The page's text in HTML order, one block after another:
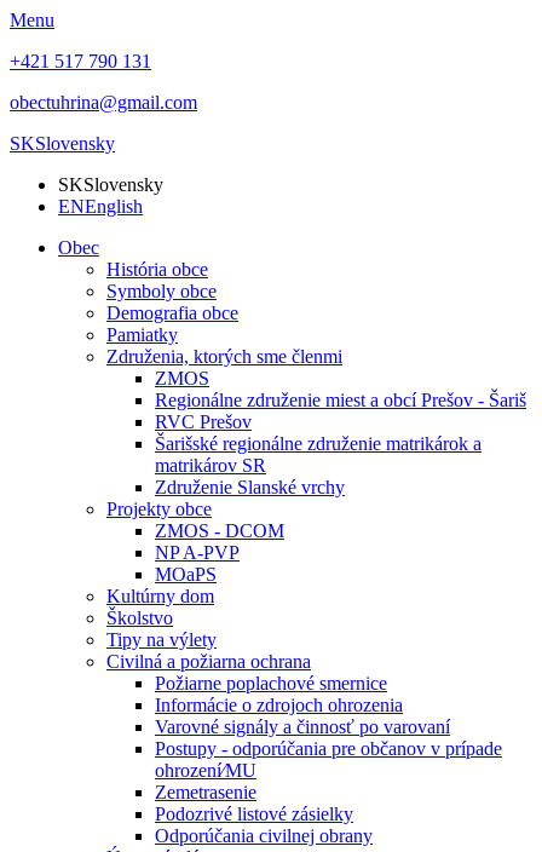
Menu
+421 517 790 131
obectuhrina@gmail.com
SKSlovensky
SKSlovensky
ENEnglish
Obec
História obce
Symboly obce
Demografia obce
Pamiatky
Združenia, ktorých sme členmi
ZMOS
Regionálne združenie miest a obcí Prešov - Šariš
RVC Prešov
Šarišské regionálne združenie matrikárok a
matrikárov SR
Združenie Slanské vrchy
Projekty obce
ZMOS - DCOM
NP A-PVP
MOaPS
Kultúrny dom
Školstvo
Tipy na výlety
Civilná a požiarna ochrana
Požiarne poplachové smernice
Informácie o zdrojoch ohrozenia
Varovné signály a činnosť po varovaní
Postupy - odporúčania pre občanov v prípade
ohrození⁄MU
Zemetrasenie
Podozrivé listové zásielky
Odporúčania civilnej obrany